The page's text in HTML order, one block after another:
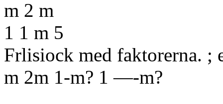
m 2 m
1 1 m 5
Frlisiock med faktorerna. ;
m 2m 1-m? 1 —-m?